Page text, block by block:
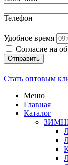
Телефон
Удобное время
Согласие на
Отправить
Стать оптовым
Меню
Главная
Каталог